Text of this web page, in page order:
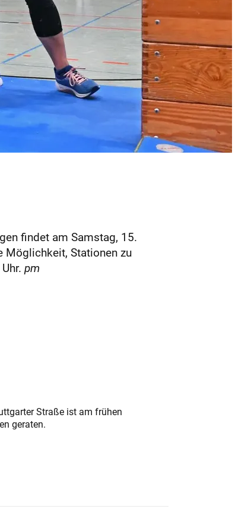
findet am Samstag, 15.
Möglichkeit, Stationen zu
pm
Straße ist am frühen
geraten.